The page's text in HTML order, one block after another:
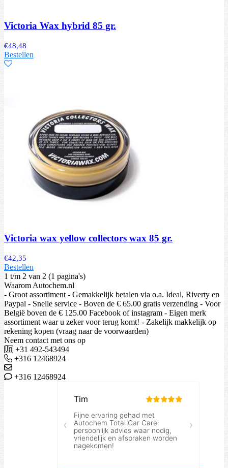
Victoria Wax hybrid 85 gr.
€48,48
Bestellen
Victoria wax yellow collectors wax 85 gr.
€42,35
Bestellen
1 t/m 2 van 2 (1 pagina's)
Waarom Autochem.nl
- Groot assortiment - Gemakkelijk betalen via o.a. Ideal, Riverty en
Paypal - Snelle service - Boven de € 65.00 gratis verzending - Voor
België boven de € 125.00 Facebook of instagram - Eigen merk
assortiment waar u zeker voor terug komt! - Zakelijk makkelijk op
rekening kopen (vraag naar de voorwaarden)
Neem contact met ons op
+31 492-543494
+316 12468924
+316 12468924